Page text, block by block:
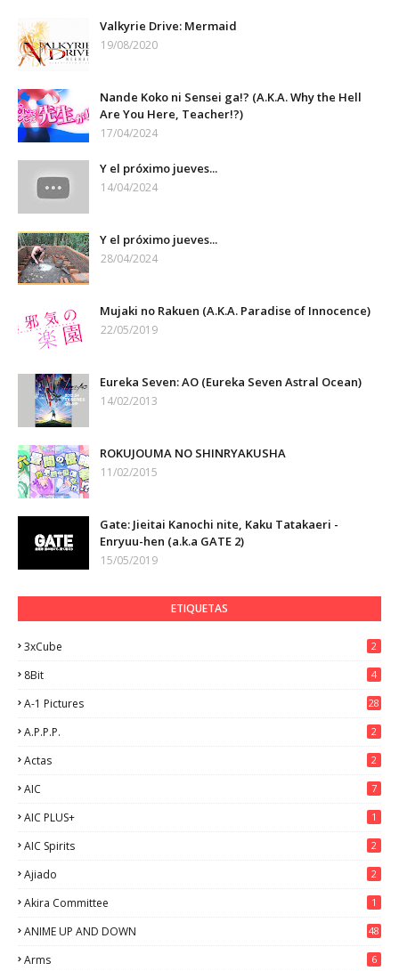
Valkyrie Drive: Mermaid
19/08/2020
Nande Koko ni Sensei ga!? (A.K.A. Why the Hell
Are You Here, Teacher!?)
17/04/2024
Y el próximo jueves...
14/04/2024
Y el próximo jueves...
28/04/2024
Mujaki no Rakuen (A.K.A. Paradise of Innocence)
22/05/2019
Eureka Seven: AO (Eureka Seven Astral Ocean)
14/02/2013
ROKUJOUMA NO SHINRYAKUSHA
11/02/2015
Gate: Jieitai Kanochi nite, Kaku Tatakaeri -
Enryuu-hen (a.k.a GATE 2)
15/05/2019
ETIQUETAS
3xCube 2
8Bit 4
A-1 Pictures 28
A.P.P.P. 2
Actas 2
AIC 7
AIC PLUS+ 1
AIC Spirits 2
Ajiado 2
Akira Committee 1
ANIME UP AND DOWN
48
Arms 6